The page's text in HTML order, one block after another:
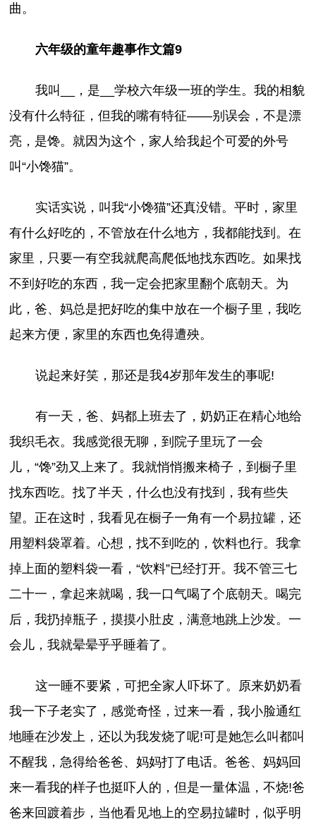
曲。
六年级的童年趣事作文篇9
我叫__，是__学校六年级一班的学生。我的相貌
没有什么特征，但我的嘴有特征——别误会，不是漂
亮，是馋。就因为这个，家人给我起个可爱的外号
叫“小馋猫”。
实话实说，叫我“小馋猫”还真没错。平时，家里
有什么好吃的，不管放在什么地方，我都能找到。在
家里，只要一有空我就爬高爬低地找东西吃。如果找
不到好吃的东西，我一定会把家里翻个底朝天。为
此，爸、妈总是把好吃的集中放在一个橱子里，我吃
起来方便，家里的东西也免得遭殃。
说起来好笑，那还是我4岁那年发生的事呢!
有一天，爸、妈都上班去了，奶奶正在精心地给
我织毛衣。我感觉很无聊，到院子里玩了一会
儿，“馋”劲又上来了。我就悄悄搬来椅子，到橱子里
找东西吃。找了半天，什么也没有找到，我有些失
望。正在这时，我看见在橱子一角有一个易拉罐，还
用塑料袋罩着。心想，找不到吃的，饮料也行。我拿
掉上面的塑料袋一看，“饮料”已经打开。我不管三七
二十一，拿起来就喝，我一口气喝了个底朝天。喝完
后，我扔掉瓶子，摸摸小肚皮，满意地跳上沙发。一
会儿，我就晕晕乎乎睡着了。
这一睡不要紧，可把全家人吓坏了。原来奶奶看
我一下子老实了，感觉奇怪，过来一看，我小脸通红
地睡在沙发上，还以为我发烧了呢!可是她怎么叫都叫
不醒我，急得给爸爸、妈妈打了电话。爸爸、妈妈回
来一看我的样子也挺吓人的，但是一量体温，不烧!爸
爸来回踱着步，当他看见地上的空易拉罐时，似乎明